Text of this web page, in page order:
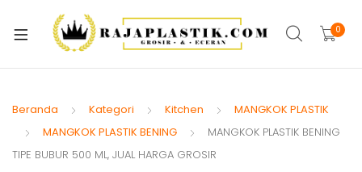
0
Beranda Kategori Kitchen
MANGKOK PLASTIK
MANGKOK PLASTIK BENING
MANGKOK PLASTIK BENING
TIPE BUBUR 500 ML, JUAL HARGA GROSIR